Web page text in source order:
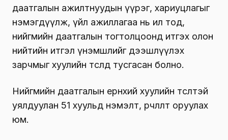
даатгалын ажилтнуудын үүрэг, хариуцлагыг
нэмэгдүүлж, үйл ажиллагаа нь ил тод,
нийгмийн даатгалын тогтолцоонд итгэх олон
нийтийн итгэл үнэмшлийг дээшлүүлэх
зарчмыг хуулийн төсөлд тусгасан болно.
Нийгмийн даатгалын ерөнхий хуулийн төсөлтэй
уялдуулан 51 хуульд нэмэлт, өөрчлөлт оруулах
юм.